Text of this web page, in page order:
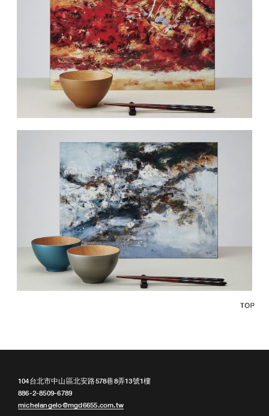
104台北市中山區北安路578巷8弄13號1樓
886-2-8509-6789
michelangelo@mgd6655.com.tw